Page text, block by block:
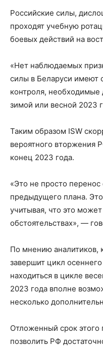
Российские силы,
проходят учебную
боевых действий на
«Нет наблюдаемых
силы в Беларуси имеют
контроля, необходимые
зимой или весной 2023
Таким образом ISW
вероятного вторжения
конец 2023 года.
«Это не просто перенос
предыдущего плана.
учитывая, что это
обстоятельствах», —
По мнению аналитиков,
завершит цикл
находиться в цикле
2023 года вполне
несколько
Отложенный срок
позволить РФ